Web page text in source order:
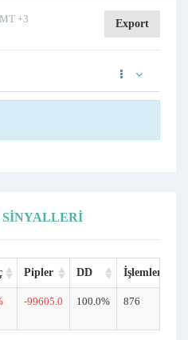
+3 Export
SINYALLERI
Pipler DD İşlemler
-99605.0 100.0% 876